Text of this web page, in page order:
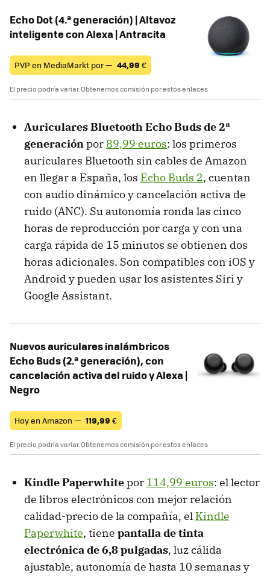
Echo Dot (4.ª generación) | Altavoz
inteligente con Alexa | Antracita
PVP en MediaMarkt por — 44,99 €
El precio podría variar. Obtenemos comisión por estos enlaces
Auriculares Bluetooth Echo Buds de 2ª
generaciónpor 89,99 euros: los primeros
auriculares Bluetooth sin cables de Amazon
en llegar a España, los Echo Buds 2, cuentan
con audio dinámico y cancelación activa de
ruido (ANC). Su autonomía ronda las cinco
horas de reproducción por carga y con una
carga rápida de 15 minutos se obtienen dos
horas adicionales. Son compatibles con iOS y
Android y pueden usar los asistentes Siri y
Google Assistant.
Nuevos auriculares inalámbricos
Echo Buds (2.ª generación), con
cancelación activa del ruido y Alexa |
Negro
Hoy en Amazon — 119,99 €
El precio podría variar. Obtenemos comisión por estos enlaces
Kindle Paperwhitepor 114,99 euros: el lector
de libros electrónicos con mejor relación
calidad-precio de la compañía, el Kindle
Paperwhite, tiene pantalla de tinta
electrónica de 6,8 pulgadas, luz cálida
ajustable, autonomía de hasta 10 semanas y